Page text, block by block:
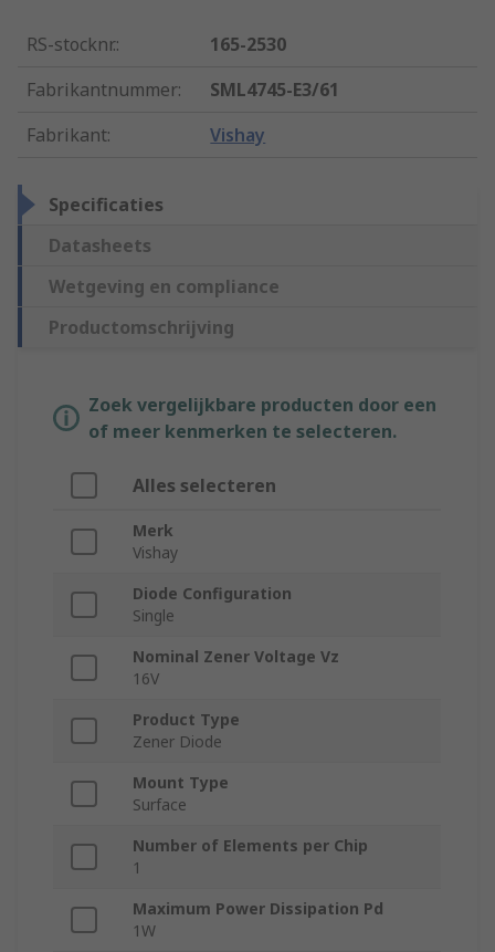
RS-stocknr.:
165-2530
Fabrikantnummer:
SML4745-E3/61
Fabrikant: Vishay
Specificaties
Datasheets
Wetgeving en compliance
Productomschrijving
Zoek vergelijkbare producten door een
of meer kenmerken te selecteren.
Alles selecteren
Merk
Vishay
Diode Configuration
Single
Nominal Zener Voltage Vz
16V
Product Type
Zener Diode
Mount Type
Surface
Number of Elements per Chip
1
Maximum Power Dissipation Pd
1W